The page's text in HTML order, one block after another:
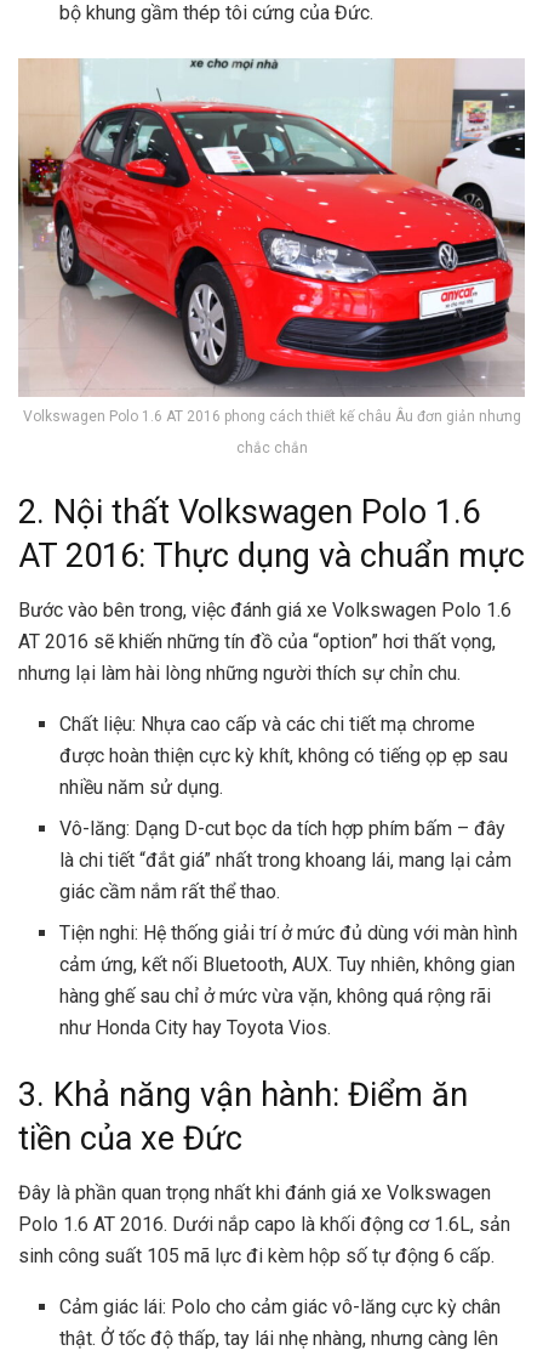
bộ khung gầm thép tôi cứng của Đức.
Volkswagen Polo 1.6 AT 2016 phong cách thiết kế châu Âu đơn giản nhưng
chắc chắn
2. Nội thất Volkswagen Polo 1.6
AT 2016: Thực dụng và chuẩn mực
Bước vào bên trong, việc đánh giá xe Volkswagen Polo 1.6
AT 2016 sẽ khiến những tín đồ của “option” hơi thất vọng,
nhưng lại làm hài lòng những người thích sự chỉn chu.
Chất liệu: Nhựa cao cấp và các chi tiết mạ chrome
được hoàn thiện cực kỳ khít, không có tiếng ọp ẹp sau
nhiều năm sử dụng.
Vô-lăng: Dạng D-cut bọc da tích hợp phím bấm – đây
là chi tiết “đắt giá” nhất trong khoang lái, mang lại cảm
giác cầm nắm rất thể thao.
Tiện nghi: Hệ thống giải trí ở mức đủ dùng với màn hình
cảm ứng, kết nối Bluetooth, AUX. Tuy nhiên, không gian
hàng ghế sau chỉ ở mức vừa vặn, không quá rộng rãi
như Honda City hay Toyota Vios.
3. Khả năng vận hành: Điểm ăn
tiền của xe Đức
Đây là phần quan trọng nhất khi đánh giá xe Volkswagen
Polo 1.6 AT 2016. Dưới nắp capo là khối động cơ 1.6L, sản
sinh công suất 105 mã lực đi kèm hộp số tự động 6 cấp.
Cảm giác lái: Polo cho cảm giác vô-lăng cực kỳ chân
thật. Ở tốc độ thấp, tay lái nhẹ nhàng, nhưng càng lên